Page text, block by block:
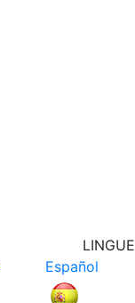
LINGUE
Español